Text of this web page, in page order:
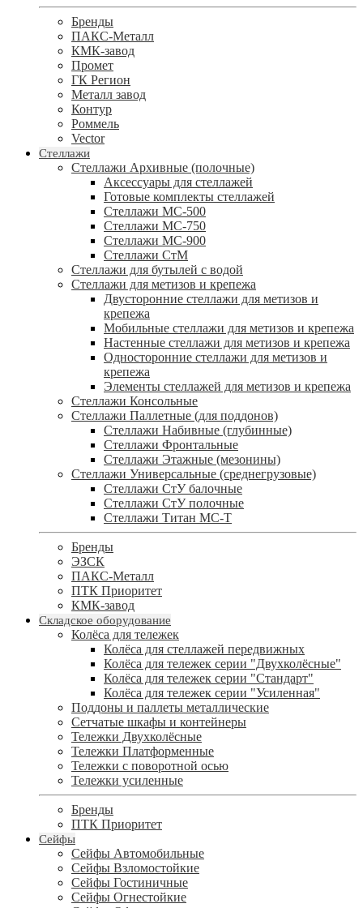
Бренды
ПАКС-Металл
КМК-завод
Промет
ГК Регион
Металл завод
Контур
Роммель
Vector
Стеллажи
Стеллажи Архивные (полочные)
Аксессуары для стеллажей
Готовые комплекты стеллажей
Стеллажи МС-500
Стеллажи МС-750
Стеллажи МС-900
Стеллажи СтМ
Стеллажи для бутылей с водой
Стеллажи для метизов и крепежа
Двусторонние стеллажи для метизов и
крепежа
Мобильные стеллажи для метизов и крепежа
Настенные стеллажи для метизов и крепежа
Односторонние стеллажи для метизов и
крепежа
Элементы стеллажей для метизов и крепежа
Стеллажи Консольные
Стеллажи Паллетные (для поддонов)
Стеллажи Набивные (глубинные)
Стеллажи Фронтальные
Стеллажи Этажные (мезонины)
Стеллажи Универсальные (среднегрузовые)
Стеллажи СтУ балочные
Стеллажи СтУ полочные
Стеллажи Титан МС-Т
Бренды
ЭЗСК
ПАКС-Металл
ПТК Приоритет
КМК-завод
Складское оборудование
Колёса для тележек
Колёса для стеллажей передвижных
Колёса для тележек серии "Двухколёсные"
Колёса для тележек серии "Стандарт"
Колёса для тележек серии "Усиленная"
Поддоны и паллеты металлические
Сетчатые шкафы и контейнеры
Тележки Двухколёсные
Тележки Платформенные
Тележки с поворотной осью
Тележки усиленные
Бренды
ПТК Приоритет
Сейфы
Сейфы Автомобильные
Сейфы Взломостойкие
Сейфы Гостиничные
Сейфы Огнестойкие